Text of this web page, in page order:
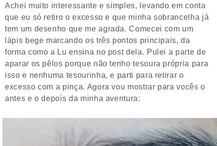
Achei muito interessante e simples, levando em conta
que eu só retiro o excesso e que minha sobrancelha já
tem um desenho que me agrada. Comecei com um
lápis bege marcando os três pontos principais, da
forma como a Lu ensina no post dela. Pulei a parte de
aparar os pêlos porque não tenho tesoura própria para
isso e nenhuma tesourinha, e parti para retirar o
excesso com a pinça. Agora vou mostrar para vocês o
antes e o depois da minha aventura: